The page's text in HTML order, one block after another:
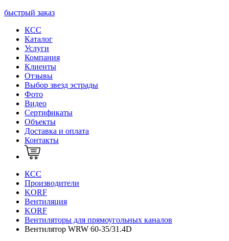
быстрый заказ
КСС
Каталог
Услуги
Компания
Клиенты
Oтзывы
Выбор звезд эстрады
Фото
Видео
Сертификаты
Объекты
Доставка и оплата
Контакты
КСС
Производители
KORF
Вентиляция
KORF
Вентиляторы для прямоугольных каналов
Вентилятор WRW 60-35/31.4D